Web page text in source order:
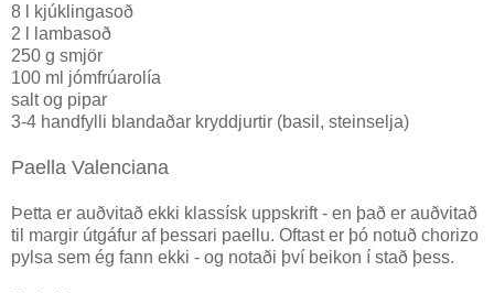
8 l kjúklingasoð
2 l lambasoð
250 g smjör
100 ml jómfrúarolía
salt og pipar
3-4 handfylli blandaðar kryddjurtir (basil, steinselja)
Paella Valenciana
Þetta er auðvitað ekki klassísk uppskrift - en það er auðvitað
til margir útgáfur af þessari paellu. Oftast er þó notuð chorizo
pylsa sem ég fann ekki - og notaði því beikon í stað þess.